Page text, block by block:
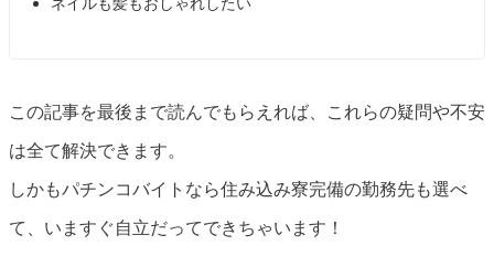
この記事を最後まで読んでもらえれば、これらの疑問や不安
は全て解決できます。
しかもパチンコバイトなら住み込み寮完備の勤務先も選べ
て、いますぐ自立だってできちゃいます！